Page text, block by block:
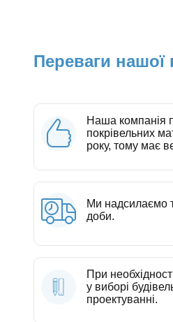
Переваги нашої
Наша компанія
покрівельних
року, тому має
Ми надсилаємо
доби.
При
у виборі
проектуванні.